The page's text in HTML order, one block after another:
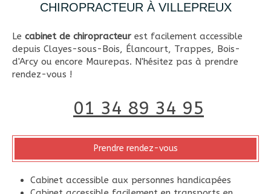
CHIROPRACTEUR À VILLEPREUX
Le cabinet de chiropracteur est facilement accessible
depuis Clayes-sous-Bois, Élancourt, Trappes, Bois-
d'Arcy ou encore Maurepas. N'hésitez pas à prendre
rendez-vous !
01 34 89 34 95
Prendre rendez-vous
Cabinet accessible aux personnes handicapées